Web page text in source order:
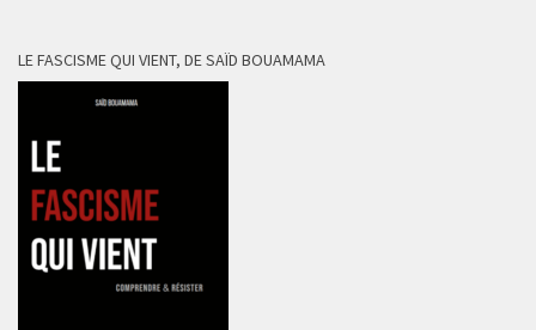
LE FASCISME QUI VIENT, DE SAÏD BOUAMAMA